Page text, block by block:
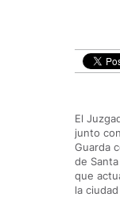
El
junto
Guarda
de
que
la